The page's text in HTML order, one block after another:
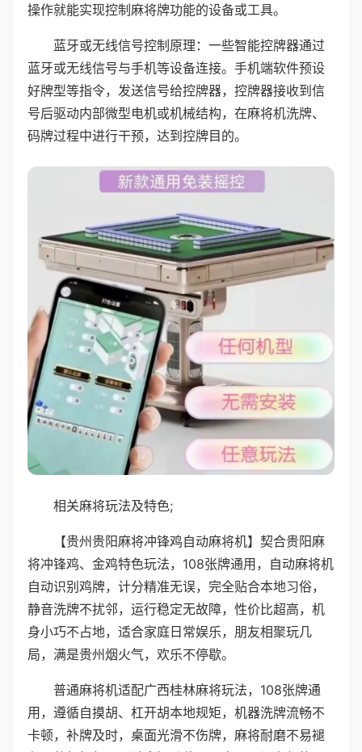
操作就能实现控制麻将牌功能的设备或工具。
蓝牙或无线信号控制原理：一些智能控牌器通过
蓝牙或无线信号与手机等设备连接。手机端软件预设
好牌型等指令，发送信号给控牌器，控牌器接收到信
号后驱动内部微型电机或机械结构，在麻将机洗牌、
码牌过程中进行干预，达到控牌目的。
相关麻将玩法及特色;
【贵州贵阳麻将冲锋鸡自动麻将机】契合贵阳麻
将冲锋鸡、金鸡特色玩法，108张牌通用，自动麻将机
自动识别鸡牌，计分精准无误，完全贴合本地习俗，
静音洗牌不扰邻，运行稳定无故障，性价比超高，机
身小巧不占地，适合家庭日常娱乐，朋友相聚玩几
局，满是贵州烟火气，欢乐不停歇。
普通麻将机适配广西桂林麻将玩法，108张牌通
用，遵循自摸胡、杠开胡本地规矩，机器洗牌流畅不
卡顿，补牌及时，桌面光滑不伤牌，麻将耐磨不易褪